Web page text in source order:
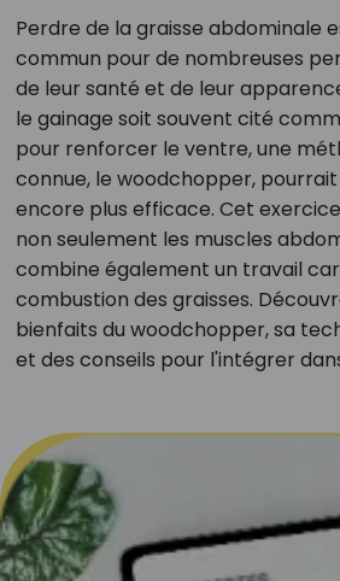
Perdre de la graisse abdominale
commun pour de nombreuses
de leur santé et de leur
le gainage soit souvent cité
pour renforcer le ventre, une
connue, le woodchopper,
encore plus efficace. Cet
non seulement les muscles
combine également un travail
combustion des graisses.
bienfaits du woodchopper, sa
et des conseils pour l'intégrer